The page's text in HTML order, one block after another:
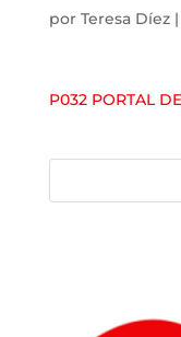
por Teresa Díez|
P032 PORTAL